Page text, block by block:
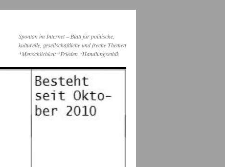
Spontan im Internet – Blatt für politische,
kulturelle, gesellschaftliche und freche Themen
*Menschlichkeit *Frieden *Handlungsethik